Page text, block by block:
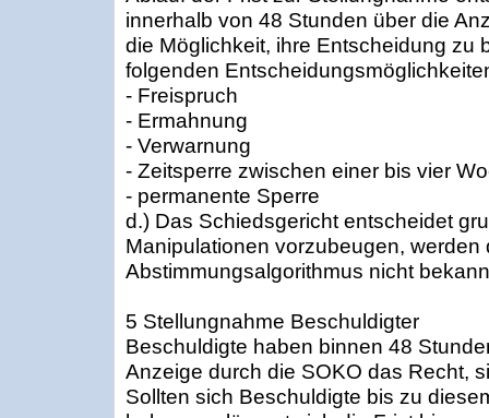
innerhalb von 48 Stunden über die
die Möglichkeit, ihre Entscheidung zu
folgenden
- Freispruch
- Ermahnung
- Verwarnung
- Zeitsperre zwischen einer bis vier
- permanente Sperre
d.) Das Schiedsgericht entscheidet
Manipulationen vorzubeugen,
Abstimmungsalgorithmus nicht
5 Stellungnahme Beschuldigter
Beschuldigte haben binnen 48
Anzeige durch die SOKO das Recht,
Sollten sich Beschuldigte bis zu